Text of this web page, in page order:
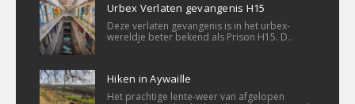
Urbex Verlaten gevangenis H15
Deze verlaten gevangenis is in het urbex-
wereldje beter bekend als Prison H15. D..
Hiken in Aywaille
Het prachtige lente-weer van afgelopen